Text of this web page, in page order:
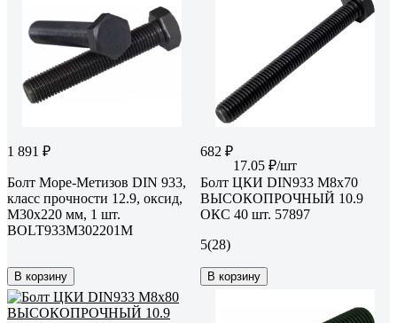
1 891 ₽
Болт Море-Метизов DIN 933,
класс прочности 12.9, оксид,
M30x220 мм, 1 шт.
BOLT933M302201M
В корзину
682 ₽
17.05 ₽/шт
Болт ЦКИ DIN933 М8х70
ВЫСОКОПРОЧНЫЙ 10.9
ОКС 40 шт. 57897
5(28)
В корзину